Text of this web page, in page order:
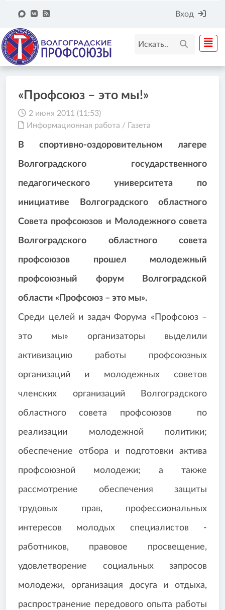
Вход
«Профсоюз – это мы!»
2 июня 2011 (11:53)
Информационная работа / Газета
В спортивно-оздоровительном лагере
Волгоградского государственного
педагогического университета по
инициативе Волгоградского областного
Совета профсоюзов и Молодежного совета
Волгоградского областного совета
профсоюзов прошел молодежный
профсоюзный форум Волгоградской
области «Профсоюз – это мы».
Среди целей и задач Форума «Профсоюз –
это мы» организаторы выделили
активизацию работы профсоюзных
организаций и молодежных советов
членских организаций Волгоградского
областного совета профсоюзов по
реализации молодежной политики;
обеспечение отбора и подготовки актива
профсоюзной молодежи; а также
рассмотрение обеспечения защиты
трудовых прав, профессиональных
интересов молодых специалистов -
работников, правовое просвещение,
удовлетворение социальных запросов
молодежи, организация досуга и отдыха,
распространение передового опыта работы